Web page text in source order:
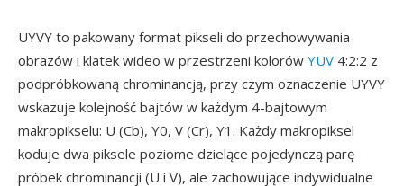
UYVY to pakowany format pikseli do przechowywania
obrazów i klatek wideo w przestrzeni kolorów YUV 4:2:2 z
podpróbkowaną chrominancją, przy czym oznaczenie UYVY
wskazuje kolejność bajtów w każdym 4-bajtowym
makropikselu: U (Cb), Y0, V (Cr), Y1. Każdy makropiksel
koduje dwa piksele poziome dzielące pojedynczą parę
próbek chrominancji (U i V), ale zachowujące indywidualne